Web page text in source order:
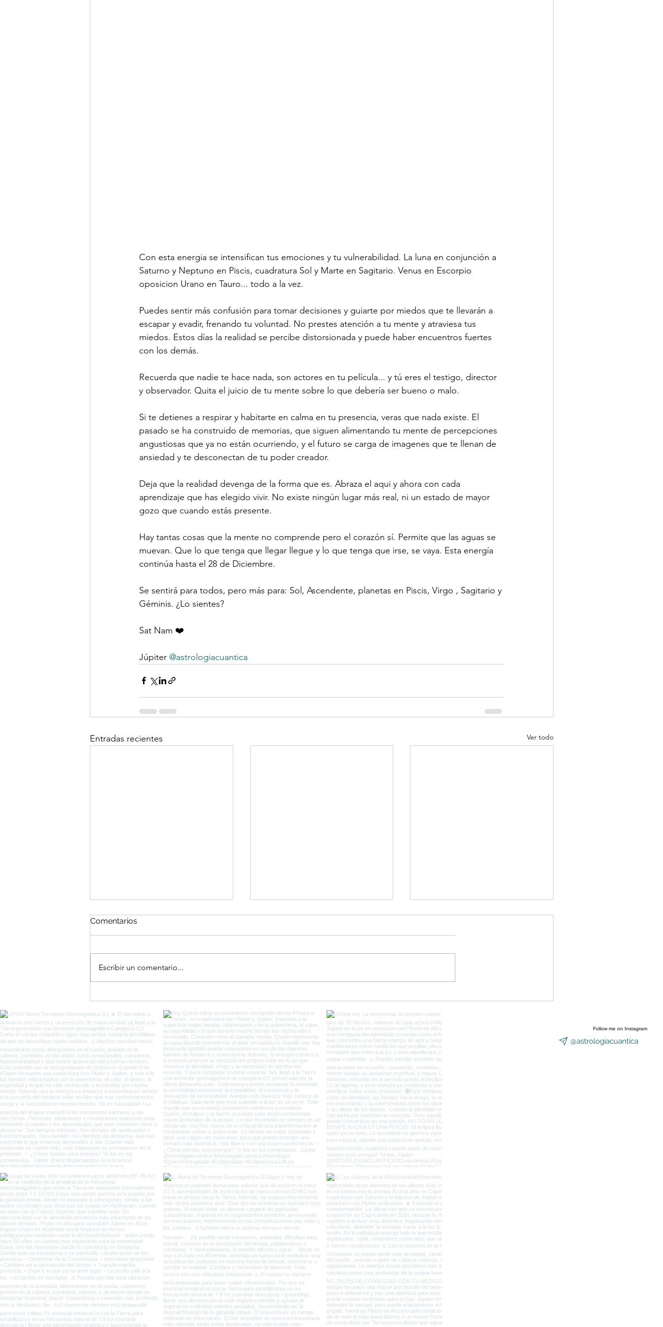
Con esta energia se intensifican tus emociones y tu vulnerabilidad. La luna en conjunción a
Saturno y Neptuno en Piscis, cuadratura Sol y Marte en Sagitario. Venus en Escorpio
oposicion Urano en Tauro... todo a la vez.
Puedes sentir más confusión para tomar decisiones y guiarte por miedos que te llevarán a
escapar y evadir, frenando tu voluntad. No prestes atención a tu mente y atraviesa tus
miedos. Estos días la realidad se percibe distorsionada y puede haber encuentros fuertes
con los demás.
Recuerda que nadie te hace nada, son actores en tu película... y tú eres el testigo, director
y observador. Quita el juicio de tu mente sobre lo que debería ser bueno o malo.
Si te detienes a respirar y habitarte en calma en tu presencia, veras que nada existe. El
pasado se ha construido de memorias, que siguen alimentando tu mente de percepciones
angustiosas que ya no están ocurriendo, y el futuro se carga de imagenes que te llenan de
ansiedad y te desconectan de tu poder creador.
Deja que la realidad devenga de la forma que es. Abraza el aqui y ahora con cada
aprendizaje que has elegido vivir. No existe ningún lugar más real, ni un estado de mayor
gozo que cuando estás presente.
Hay tantas cosas que la mente no comprende pero el corazón sí. Permite que las aguas se
muevan. Que lo que tenga que llegar llegue y lo que tenga que irse, se vaya. Esta energía
continúa hasta el 28 de Diciembre.
Se sentirá para todos, pero más para: Sol, Ascendente, planetas en Piscis, Virgo , Sagitario y
Géminis. ¿Lo sientes?
Sat Nam ❤️
Júpiter @astrologiacuantica
Entradas recientes Ver todo
Vieja Tierra
Comentarios
Escribir un comentario...
Follow me on Instagram
@astrologiacuantica